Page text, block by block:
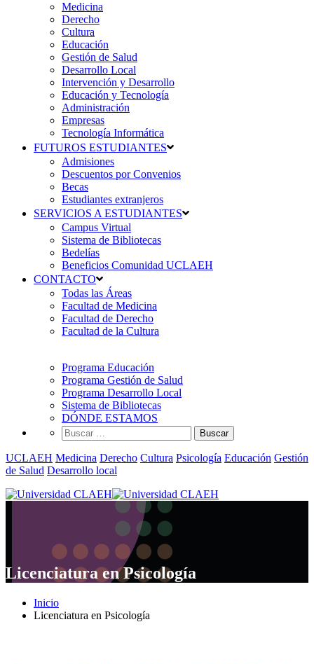
Medicina
Derecho
Cultura
Educación
Gestión de Salud
Desarrollo Local
Intervención y Desarrollo
Educación y Tecnología
Administración
Empresas
Tecnología Informática
FUTUROS ESTUDIANTES
Admisiones
Descuentos por Convenios
Becas
Estudiantes extranjeros
SERVICIOS A ESTUDIANTES
Campus Virtual
Sistema de Bibliotecas
Bedelías
Beneficios Comunidad UCLAEH
CONTACTO
Todas las Áreas
Facultad de Medicina
Facultad de Derecho
Facultad de la Cultura
Programa Educación
Programa Gestión de Salud
Programa Desarrollo Local
Sistema de Bibliotecas
DÓNDE ESTAMOS
Buscar:
UCLAEH Medicina Derecho Cultura Psicología Educación Gestión
de Salud Desarrollo local
Licenciatura en Psicología
Inicio
Licenciatura en Psicología